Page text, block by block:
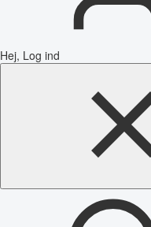
Hej, Log ind